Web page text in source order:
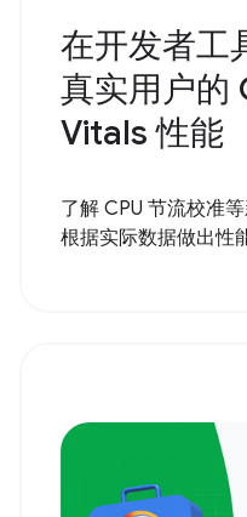
在开发者工
真实用户的
Vitals 性能
了解 CPU 节流校准
根据实际数据做出性